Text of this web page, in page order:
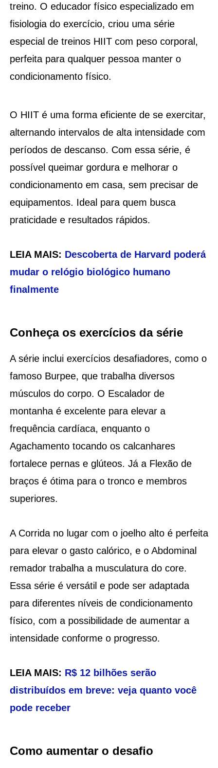
treino. O educador físico especializado em
fisiologia do exercício, criou uma série
especial de treinos HIIT com peso corporal,
perfeita para qualquer pessoa manter o
condicionamento físico.
O HIIT é uma forma eficiente de se exercitar,
alternando intervalos de alta intensidade com
períodos de descanso. Com essa série, é
possível queimar gordura e melhorar o
condicionamento em casa, sem precisar de
equipamentos. Ideal para quem busca
praticidade e resultados rápidos.
LEIA MAIS: Descoberta de Harvard poderá
mudar o relógio biológico humano
finalmente
Conheça os exercícios da série
A série inclui exercícios desafiadores, como o
famoso Burpee, que trabalha diversos
músculos do corpo. O Escalador de
montanha é excelente para elevar a
frequência cardíaca, enquanto o
Agachamento tocando os calcanhares
fortalece pernas e glúteos. Já a Flexão de
braços é ótima para o tronco e membros
superiores.
A Corrida no lugar com o joelho alto é perfeita
para elevar o gasto calórico, e o Abdominal
remador trabalha a musculatura do core.
Essa série é versátil e pode ser adaptada
para diferentes níveis de condicionamento
físico, com a possibilidade de aumentar a
intensidade conforme o progresso.
LEIA MAIS: R$ 12 bilhões serão
distribuídos em breve: veja quanto você
pode receber
Como aumentar o desafio